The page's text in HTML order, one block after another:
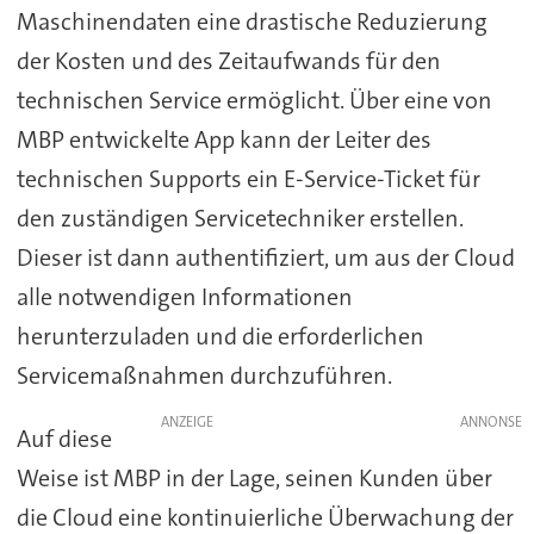
Maschinendaten eine drastische Reduzierung
der Kosten und des Zeitaufwands für den
technischen Service ermöglicht. Über eine von
MBP entwickelte App kann der Leiter des
technischen Supports ein E-Service-Ticket für
den zuständigen Servicetechniker erstellen.
Dieser ist dann authentifiziert, um aus der Cloud
alle notwendigen Informationen
herunterzuladen und die erforderlichen
Servicemaßnahmen durchzuführen.
ANZEIGE
Auf diese
Weise ist MBP in der Lage, seinen Kunden über
die Cloud eine kontinuierliche Überwachung der